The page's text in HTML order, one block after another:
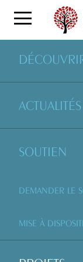
ACTUALITÉS
SOUTIEN
DEMANDER LE
MISE À
PROJETS